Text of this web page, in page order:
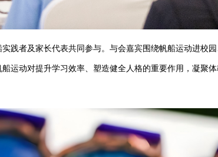
实践者及家长代表共同参与。与会嘉宾围绕帆船运动进校
运动对提升学习效率、塑造健全人格的重要作用，凝聚